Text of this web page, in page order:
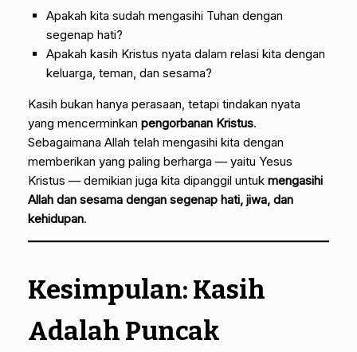
Apakah kita sudah mengasihi Tuhan dengan
segenap hati?
Apakah kasih Kristus nyata dalam relasi kita dengan
keluarga, teman, dan sesama?
Kasih bukan hanya perasaan, tetapi tindakan nyata
yang mencerminkan pengorbanan Kristus.
Sebagaimana Allah telah mengasihi kita dengan
memberikan yang paling berharga — yaitu Yesus
Kristus — demikian juga kita dipanggil untuk mengasihi
Allah dan sesama dengan segenap hati, jiwa, dan
kehidupan.
Kesimpulan: Kasih
Adalah Puncak